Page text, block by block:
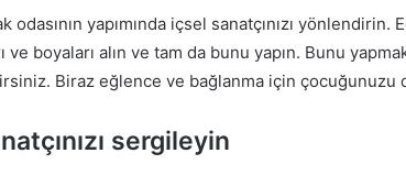
odasının yapımında içsel sanatçınızı
ve boyaları alın ve tam da bunu yapın. Bunu
Biraz eğlence ve bağlanma için
sergileyin